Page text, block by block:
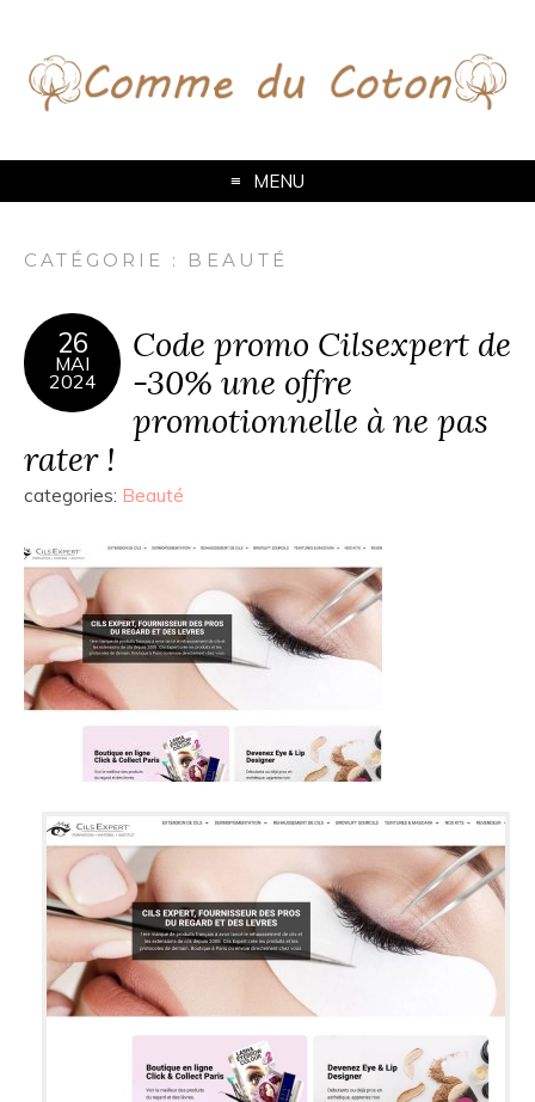
MENU
CATÉGORIE : BEAUTÉ
26
MAI
2024
Code promo Cilsexpert de
-30% une offre
promotionnelle à ne pas
rater !
categories: Beauté